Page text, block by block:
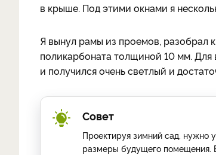
в крыше. Под этими окнами я
Я вынул рамы из проемов, разобрал
поликарбоната толщиной 10 мм.
и получился очень светлый и
Совет
Проектируя зимний сад, нужно
размеры будущего помещения.